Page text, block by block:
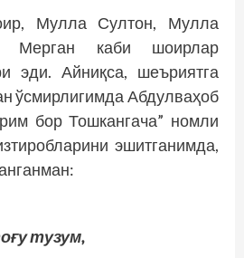
Мулла Султон, Мулла
Мерган каби шоирлар
эди. Айниқса, шеъриятга
ўсмирлигимда Абдулваҳоб
бор Тошкангача” номли
эшитганимда,
тузум,